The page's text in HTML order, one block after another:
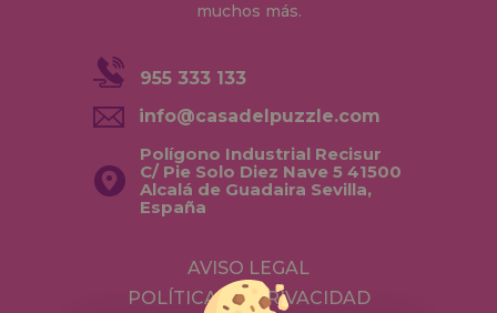
muchos más.
955 333 133
info@casadelpuzzle.com
Polígono Industrial Recisur
C/ Pie Solo Diez Nave 5 41500
Alcalá de Guadaira Sevilla,
España
AVISO LEGAL
POLÍTICA DE PRIVACIDAD